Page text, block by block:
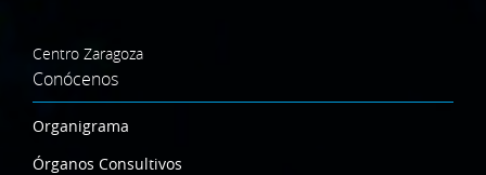
Centro Zaragoza
Conócenos
Organigrama
Órganos Consultivos